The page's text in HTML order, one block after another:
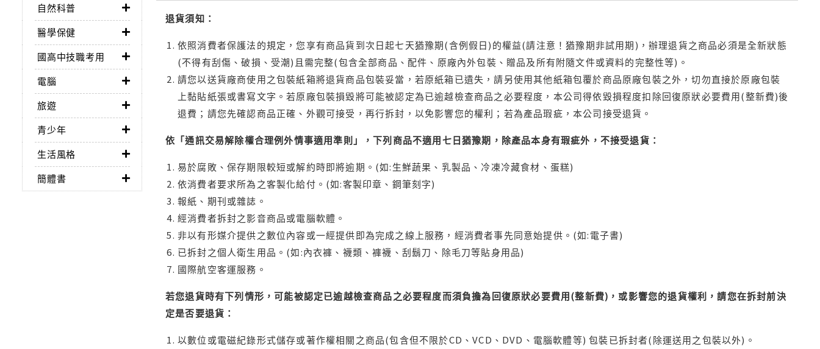
自然科普
醫學保健
國高中技職考用
電腦
旅遊
青少年
生活風格
簡體書
退貨須知：
依照消費者保護法的規定，您享有商品貨到次日起七天猶豫期(含例假日)的權益(請注意！猶豫期非試用期)，辦理退貨之商品必須是全新狀態
(不得有刮傷、破損、受潮)且需完整(包含全部商品、配件、原廠內外包裝、贈品及所有附隨文件或資料的完整性等)。
請您以送貨廠商使用之包裝紙箱將退貨商品包裝妥當，若原紙箱已遺失，請另使用其他紙箱包覆於商品原廠包裝之外，切勿直接於原廠包裝
上黏貼紙張或書寫文字。若原廠包裝損毀將可能被認定為已逾越檢查商品之必要程度，本公司得依毀損程度扣除回復原狀必要費用(整新費)後
退費；請您先確認商品正確、外觀可接受，再行拆封，以免影響您的權利；若為產品瑕疵，本公司接受退貨。
依「通訊交易解除權合理例外情事適用準則」，下列商品不適用七日猶豫期，除產品本身有瑕疵外，不接受退貨：
易於腐敗、保存期限較短或解約時即將逾期。(如:生鮮蔬果、乳製品、冷凍冷藏食材、蛋糕)
依消費者要求所為之客製化給付。(如:客製印章、鋼筆刻字)
報紙、期刊或雜誌。
經消費者拆封之影音商品或電腦軟體。
非以有形媒介提供之數位內容或一經提供即為完成之線上服務，經消費者事先同意始提供。(如:電子書)
已拆封之個人衛生用品。(如:內衣褲、襪類、褲襪、刮鬍刀、除毛刀等貼身用品)
國際航空客運服務。
若您退貨時有下列情形，可能被認定已逾越檢查商品之必要程度而須負擔為回復原狀必要費用(整新費)，或影響您的退貨權利，請您在拆封前決
定是否要退貨：
以數位或電磁紀錄形式儲存或著作權相關之商品(包含但不限於CD、VCD、DVD、電腦軟體等) 包裝已拆封者(除運送用之包裝以外)。